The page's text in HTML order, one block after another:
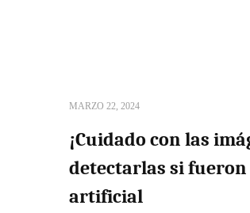
MARZO 22, 2024
¡Cuidado con las
detectarlas si
artificial